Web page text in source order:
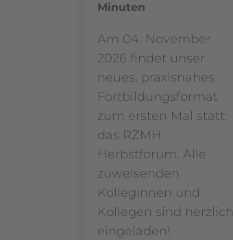
Minuten
Am 04. November
2026 findet unser
neues, praxisnahes
Fortbildungsformat
zum ersten Mal statt:
das RZMH
Herbstforum. Alle
zuweisenden
Kolleginnen und
Kollegen sind herzlich
eingeladen!